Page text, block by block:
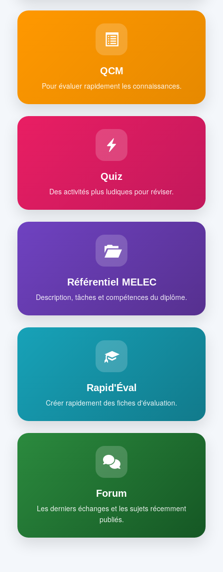
QCM
Pour évaluer rapidement les connaissances.
Quiz
Des activités plus ludiques pour réviser.
Référentiel MELEC
Description, tâches et compétences du diplôme.
Rapid'Éval
Créer rapidement des fiches d'évaluation.
Forum
Les derniers échanges et les sujets récemment
publiés.